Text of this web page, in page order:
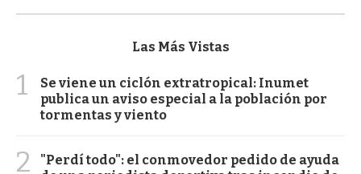
Las Más Vistas
1
Se viene un ciclón extratropical: Inumet
publica un aviso especial a la población por
tormentas y viento
2
"Perdí todo": el conmovedor pedido de ayuda